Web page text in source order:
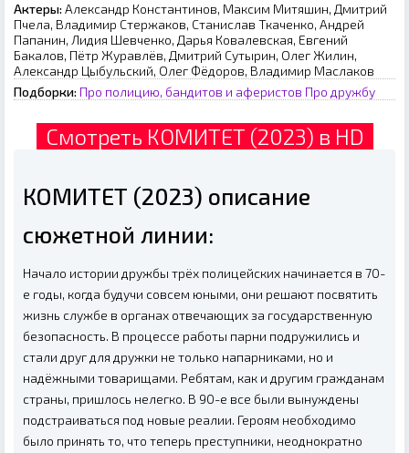
Актеры: Александр Константинов, Максим Митяшин, Дмитрий
Пчела, Владимир Стержаков, Станислав Ткаченко, Андрей
Папанин, Лидия Шевченко, Дарья Ковалевская, Евгений
Бакалов, Пётр Журавлёв, Дмитрий Сутырин, Олег Жилин,
Александр Цыбульский, Олег Фёдоров, Владимир Маслаков
Подборки: Про полицию, бандитов и аферистов Про дружбу
Смотреть КОМИТЕТ (2023) в HD
КОМИТЕТ (2023) описание
сюжетной линии:
Начало истории дружбы трёх полицейских начинается в 70-
е годы, когда будучи совсем юными, они решают посвятить
жизнь службе в органах отвечающих за государственную
безопасность. В процессе работы парни подружились и
стали друг для дружки не только напарниками, но и
надёжными товарищами. Ребятам, как и другим гражданам
страны, пришлось нелегко. В 90-е все были вынуждены
подстраиваться под новые реалии. Героям необходимо
было принять то, что теперь преступники, неоднократно